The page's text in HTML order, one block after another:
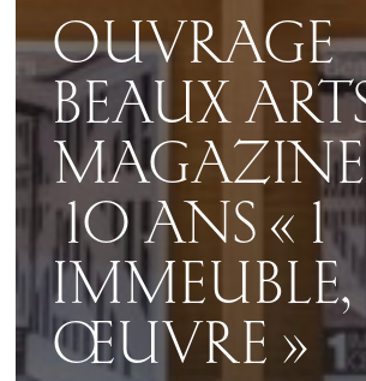
OUVRAGE
BEAUX
10 ANS « 1
IMMEUBLE,
ŒUVRE »